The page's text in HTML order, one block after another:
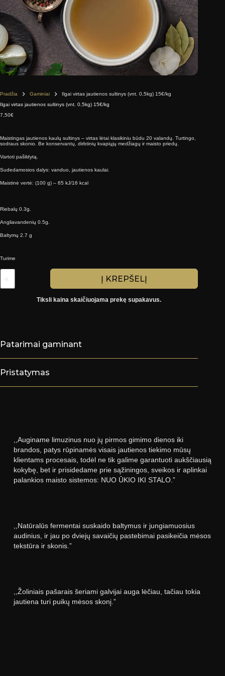
Pradžia Gaminiai
Ilgai virtas jautienos sultinys (vnt. 0,5kg) 15€/kg
Ilgai virtas jautienos sultinys (vnt. 0,5kg) 15€/kg
7,50€
Maistingas jautienos kaulų sultinys – virtas lėtai klasikiniu būdu 20 valandų. Turtingo,
sodraus skonio. Be konservantų, dirbtinių kvapiųjų medžiagų ir maisto priedų.
Vartoti pašildytą.
Sudedamosios dalys: vanduo, jautienos kaulai.
Maistinė vertė: (100 g) – 65 kJ/16 kcal
Riebalų 0.3g.
Angliavandenių 0.5g.
Baltymų 2.7 g
Turime
produkto
Ilgai
15€/kg
Į KREPŠELĮ
Tiksli kaina skaičiuojama prekę supakavus.
Patarimai gaminant
Pristatymas
,,Auginame limuzinus nuo jų pirmos gimimo dienos iki
brandos, patys rūpinamės visais jautienos tiekimo mūsų
klientams procesais, todėl ne tik galime garantuoti aukščiausią
kokybę, bet ir prisidedame prie sąžiningos, sveikos ir aplinkai
palankios maisto sistemos: NUO ŪKIO IKI STALO.”
,,Žoliniais pašarais šeriami galvijai auga lėčiau, tačiau tokia
jautiena turi puikų mėsos skonį.”
,,Natūralūs fermentai suskaido baltymus ir jungiamuosius
audinius, ir jau po dviejų savaičių pastebimai pasikeičia mėsos
tekstūra ir skonis.”